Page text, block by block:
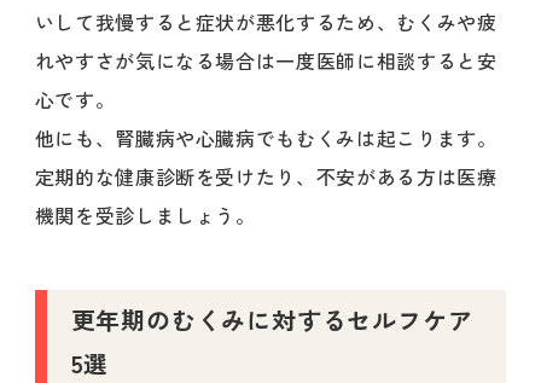
いして我慢すると症状が悪化するため、むくみや疲
れやすさが気になる場合は一度医師に相談すると安
心です。
他にも、腎臓病や心臓病でもむくみは起こります。
定期的な健康診断を受けたり、不安がある方は医療
機関を受診しましょう。
更年期のむくみに対するセルフケア
5選